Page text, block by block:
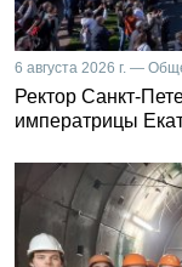
6 августа 2026 г. —
Ректор Санкт-
императрицы